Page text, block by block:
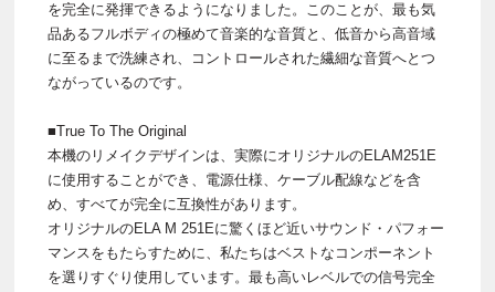
を完全に発揮できるようになりました。このことが、最も気
品あるフルボディの極めて音楽的な音質と、低音から高音域
に至るまで洗練され、コントロールされた繊細な音質へとつ
ながっているのです。
■True To The Original
本機のリメイクデザインは、実際にオリジナルのELAM251E
に使用することができ、電源仕様、ケーブル配線などを含
め、すべてが完全に互換性があります。
オリジナルのELA M 251Eに驚くほど近いサウンド・パフォー
マンスをもたらすために、私たちはベストなコンポーネント
を選りすぐり使用しています。最も高いレベルでの信号完全